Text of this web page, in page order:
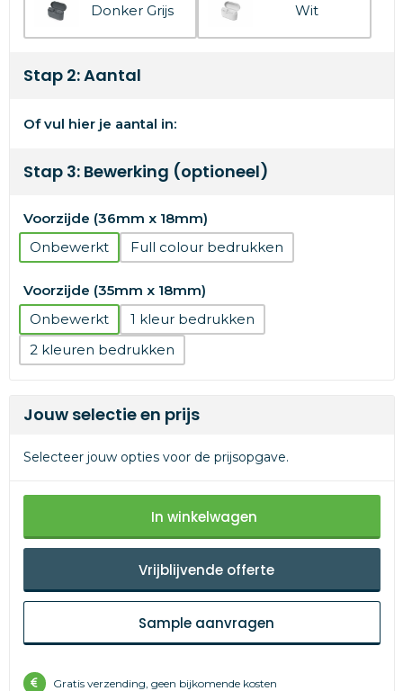
Donker Grijs Wit
Stap 2: Aantal
Of vul hier je aantal in:
Stap 3: Bewerking (optioneel)
Voorzijde (36mm x 18mm)
Onbewerkt
Full colour
Voorzijde (35mm x 18mm)
Onbewerkt
1
2
Jouw selectie en prijs
Selecteer jouw opties voor de prijsopgave.
In winkelwagen
Vrijblijvende offerte
Sample aanvragen
Gratis verzending, geen bijkomende kosten